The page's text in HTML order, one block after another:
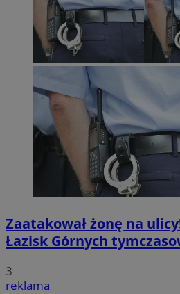
Zaatakował żonę na
Łazisk Górnych
3
reklama